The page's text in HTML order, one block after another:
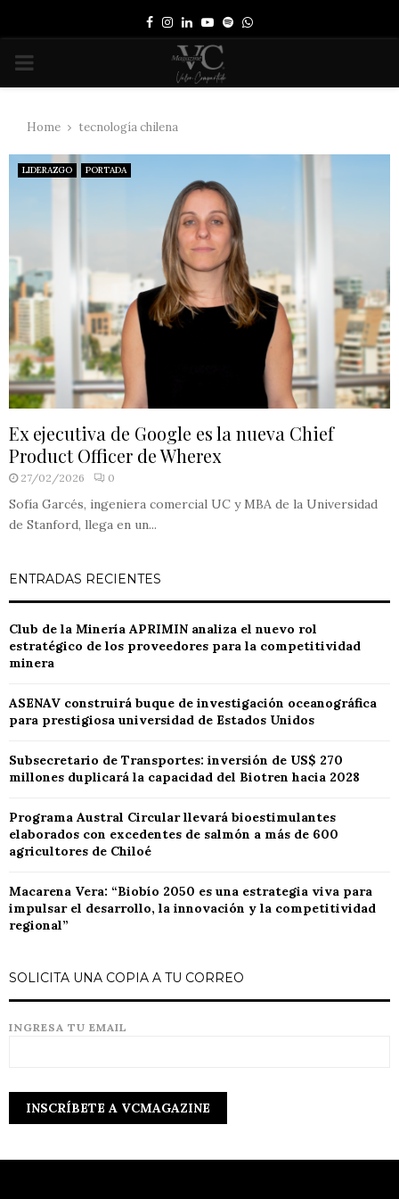
Facebook
Instagram
LinkedinYoutube
SpotifyWhatsapp
PRIMARY
Home tecnología chilena
LIDERAZGO PORTADA
Ex ejecutiva de Google es la nueva Chief
Product Officer de Wherex
27/02/2026 0
Sofía Garcés, ingeniera comercial UC y MBA de la Universidad
de Stanford, llega en un...
ENTRADAS RECIENTES
Club de la Minería APRIMIN analiza el nuevo rol
estratégico de los proveedores para la competitividad
minera
ASENAV construirá buque de investigación oceanográfica
para prestigiosa universidad de Estados Unidos
Subsecretario de Transportes: inversión de US$ 270
millones duplicará la capacidad del Biotren hacia 2028
Programa Austral Circular llevará bioestimulantes
elaborados con excedentes de salmón a más de 600
agricultores de Chiloé
Macarena Vera: “Biobío 2050 es una estrategia viva para
impulsar el desarrollo, la innovación y la competitividad
regional”
SOLICITA UNA COPIA A TU CORREO
INGRESA TU EMAIL